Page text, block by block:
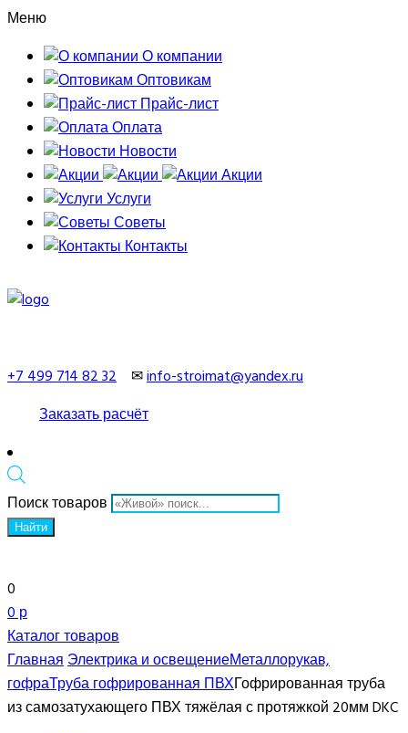
Меню
О компании
Оптовикам
Прайс-лист
Оплата
Новости
Акции
Услуги
Советы
Контакты
+7 499 714 82 32 ✉info-stroimat@yandex.ru
Заказать расчёт
Поиск товаров
Найти
0
0 р
Каталог товаров
ГлавнаяЭлектрика и освещениеМеталлорукав,
гофраТруба гофрированная ПВХГофрированная труба
из самозатухающего ПВХ тяжёлая с протяжкой 20мм DKC